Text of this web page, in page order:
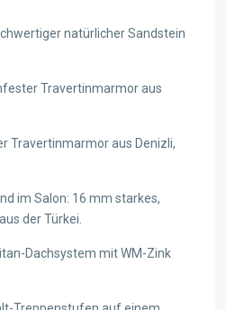
natürlicher Sandstein
Travertinmarmor aus
Travertinmarmor aus Denizli,
im Salon: 16 mm starkes,
der Türkei.
Dachsystem mit WM-Zink